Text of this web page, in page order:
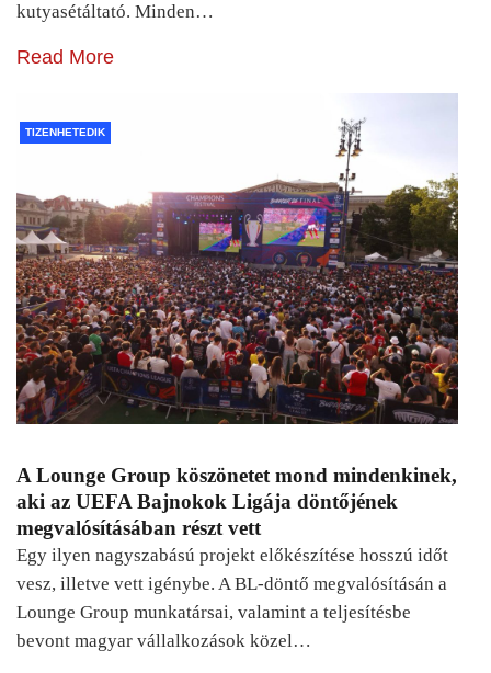
kutyasétáltató. Minden…
Read More
TIZENHETEDIK
A Lounge Group köszönetet mond mindenkinek,
aki az UEFA Bajnokok Ligája döntőjének
megvalósításában részt vett
Egy ilyen nagyszabású projekt előkészítése hosszú időt
vesz, illetve vett igénybe. A BL-döntő megvalósításán a
Lounge Group munkatársai, valamint a teljesítésbe
bevont magyar vállalkozások közel…